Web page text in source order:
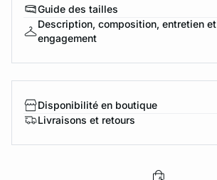
Guide des tailles
Description, composition, entretien et
engagement
Disponibilité en boutique
Livraisons et retours